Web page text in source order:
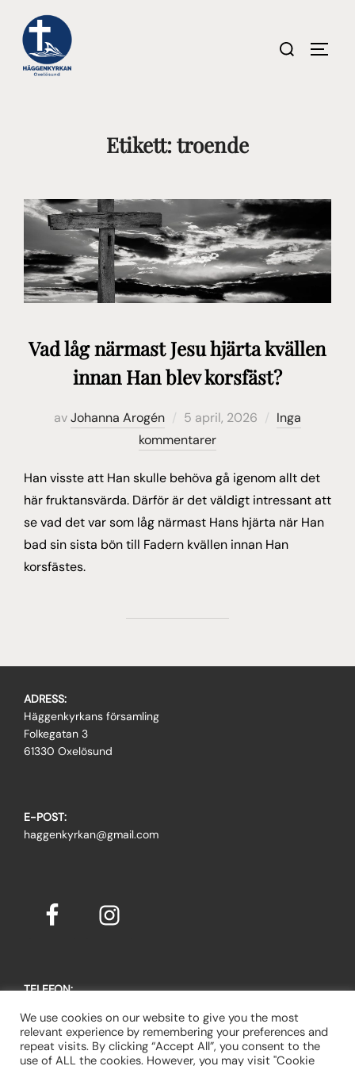
innehåll
Sök
Etikett:troende
Vad låg närmast Jesu hjärta kvällen
innan Han blev korsfäst?
avJohanna Arogén
Publicerat
den
5 april, 2026
Inga
kommentarer
Han visste att Han skulle behöva gå igenom allt det
här fruktansvärda. Därför är det väldigt intressant att
se vad det var som låg närmast Hans hjärta när Han
bad sin sista bön till Fadern kvällen innan Han
korsfästes.
ADRESS:
Häggenkyrkans församling
Folkegatan 3
61330 Oxelösund
E-POST:
haggenkyrkan@gmail.com
TELEFON:
Gert Bennevall, vice ordförande: 073-095 95 75
We use cookies on our website to give you the most
relevant experience by remembering your preferences and
repeat visits. By clicking “Accept All”, you consent to the
use of ALL the cookies. However, you may visit "Cookie